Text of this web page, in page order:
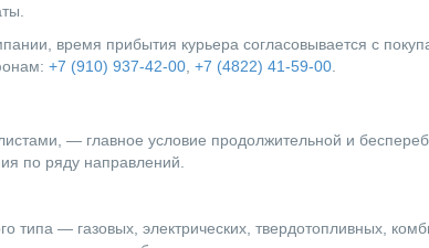
время прибытия курьера согласовывается с
+7 (910) 937-42-00 +7 (4822) 41-59-00
— главное условие продолжительной и
по ряду направлений.
типа — газовых, электрических, твердотопливных,